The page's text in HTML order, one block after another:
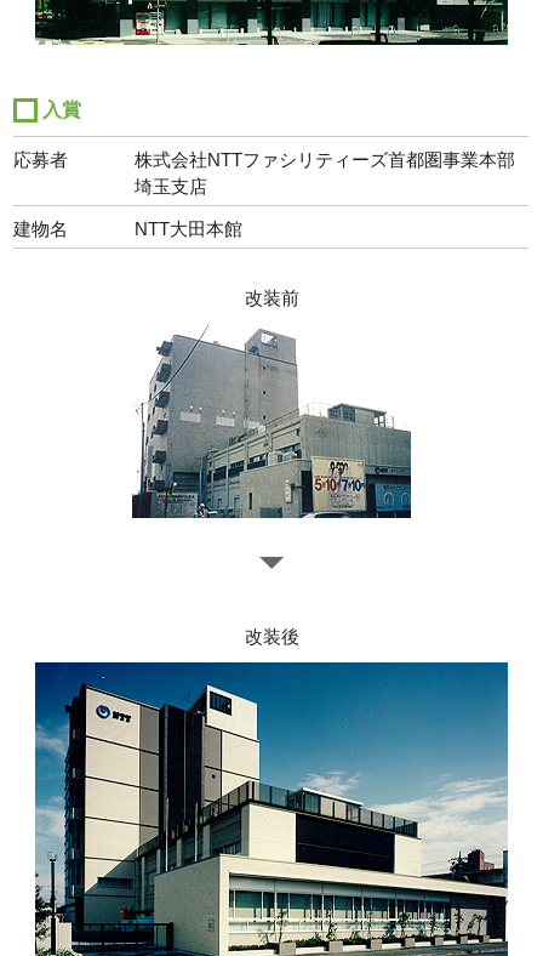
入賞
応募者
株式会社NTTファシリティーズ首都圏事業本部
埼玉支店
建物名 NTT大田本館
改装前
改装後